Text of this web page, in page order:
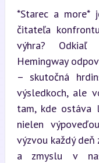
*Starec a more*
čitateľa
výhra?
Hemingway
– skutočná
výsledkoch, ale
tam, kde ostáva
nielen
výzvou každý
a zmyslu v